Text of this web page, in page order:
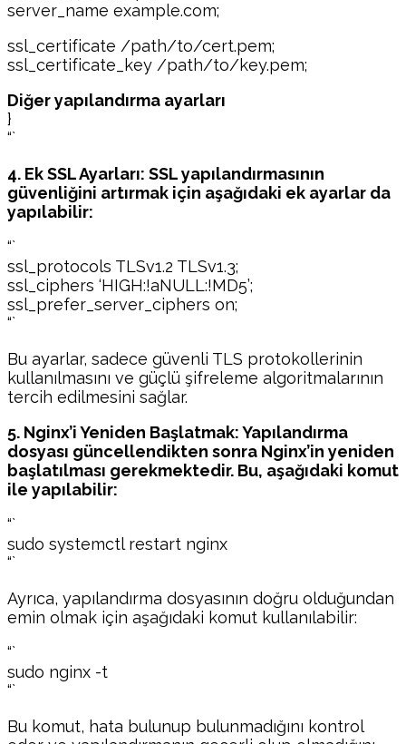
server_name example.com;
ssl_certificate /path/to/cert.pem;
ssl_certificate_key /path/to/key.pem;
Diğer yapılandırma ayarları
}
“`
4. Ek SSL Ayarları: SSL yapılandırmasının
güvenliğini artırmak için aşağıdaki ek ayarlar da
yapılabilir:
“`
ssl_protocols TLSv1.2 TLSv1.3;
ssl_ciphers ‘HIGH:!aNULL:!MD5’;
ssl_prefer_server_ciphers on;
“`
Bu ayarlar, sadece güvenli TLS protokollerinin
kullanılmasını ve güçlü şifreleme algoritmalarının
tercih edilmesini sağlar.
5. Nginx’i Yeniden Başlatmak: Yapılandırma
dosyası güncellendikten sonra Nginx’in yeniden
başlatılması gerekmektedir. Bu, aşağıdaki komut
ile yapılabilir:
“`
sudo systemctl restart nginx
“`
Ayrıca, yapılandırma dosyasının doğru olduğundan
emin olmak için aşağıdaki komut kullanılabilir:
“`
sudo nginx -t
“`
Bu komut, hata bulunup bulunmadığını kontrol